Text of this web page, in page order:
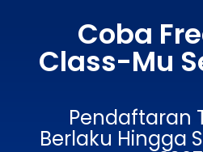
Coba
Class-Mu
Pendaftaran
Berlaku Hingga